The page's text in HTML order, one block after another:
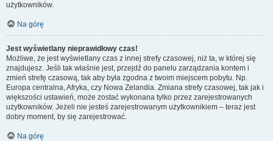
użytkowników.
Na górę
Jest wyświetlany nieprawidłowy czas!
Możliwe, że jest wyświetlany czas z innej strefy czasowej, niż ta, w której się
znajdujesz. Jeśli tak właśnie jest, przejdź do panelu zarządzania kontem i
zmień strefę czasową, tak aby była zgodna z twoim miejscem pobytu. Np.
Europa centralna, Afryka, czy Nowa Zelandia. Zmiana strefy czasowej, tak jak i
większości ustawień, może zostać wykonana tylko przez zarejestrowanych
użytkowników. Jeżeli nie jesteś zarejestrowanym użytkownikiem – teraz jest
dobry moment, by się zarejestrować.
Na górę